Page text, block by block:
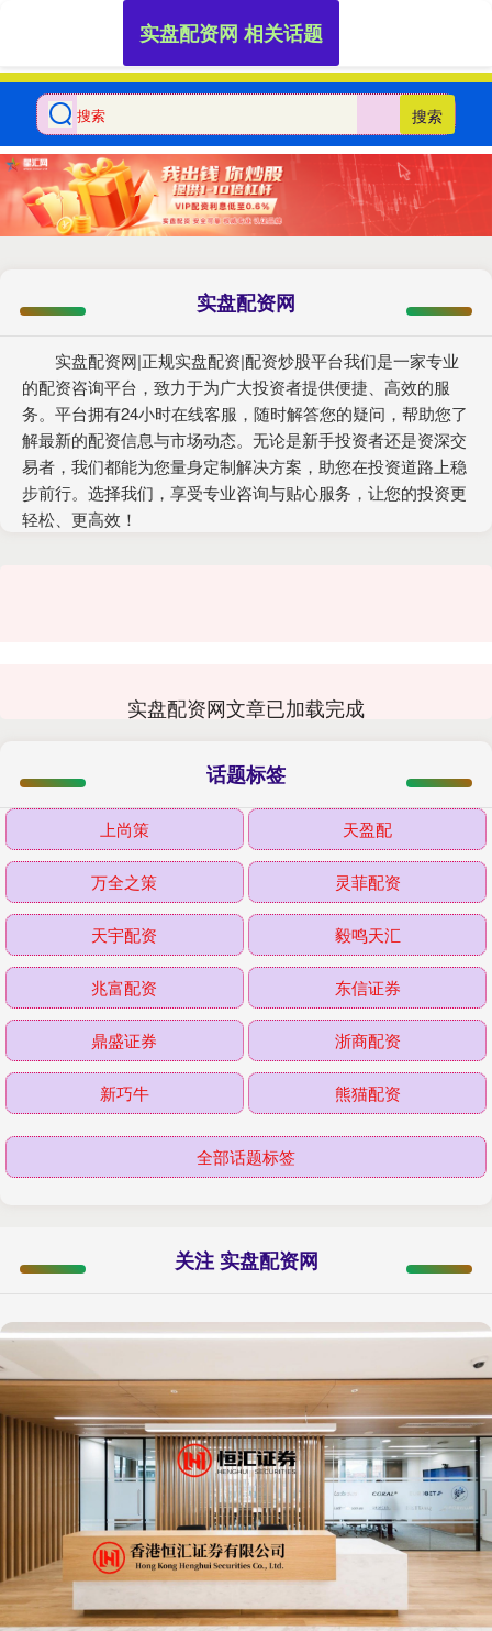
搜索
实盘配资网
实盘配资网|正规实盘配资|配资炒股平台我们是一家专业
的配资咨询平台，致力于为广大投资者提供便捷、高效的服
务。平台拥有24小时在线客服，随时解答您的疑问，帮助您了
解最新的配资信息与市场动态。无论是新手投资者还是资深交
易者，我们都能为您量身定制解决方案，助您在投资道路上稳
步前行。选择我们，享受专业咨询与贴心服务，让您的投资更
轻松、更高效！
实盘配资网 相关话题
实盘配资网文章已加载完成
话题标签
上尚策 天盈配
万全之策 灵菲配资
天宇配资 毅鸣天汇
兆富配资 东信证券
鼎盛证券 浙商配资
新巧牛 熊猫配资
全部话题标签
关注 实盘配资网